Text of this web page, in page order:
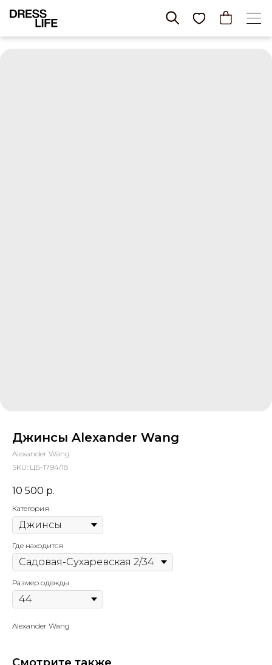
Джинсы Alexander Wang
Alexander Wang
SKU: ЦБ-1794/18
10 500 р.
Категория
Где находится
Размер одежды
Alexander Wang